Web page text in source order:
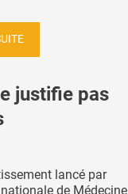
justifie pas
lancé par
nationale de Médecine